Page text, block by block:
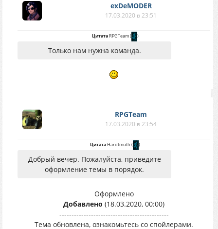
exDeMODER
17.03.2020 в 23:51
ЦитатаRPGTeam( )
Только нам нужна команда.
RPGTeam
17.03.2020 в 23:54
ЦитатаHardtmuth ( )
Добрый вечер. Пожалуйста, приведите
оформление темы в порядок.
Оформлено
Добавлено (18.03.2020, 00:00)
---------------------------------------------
Тема обновлена, ознакомьтесь со спойлерами.